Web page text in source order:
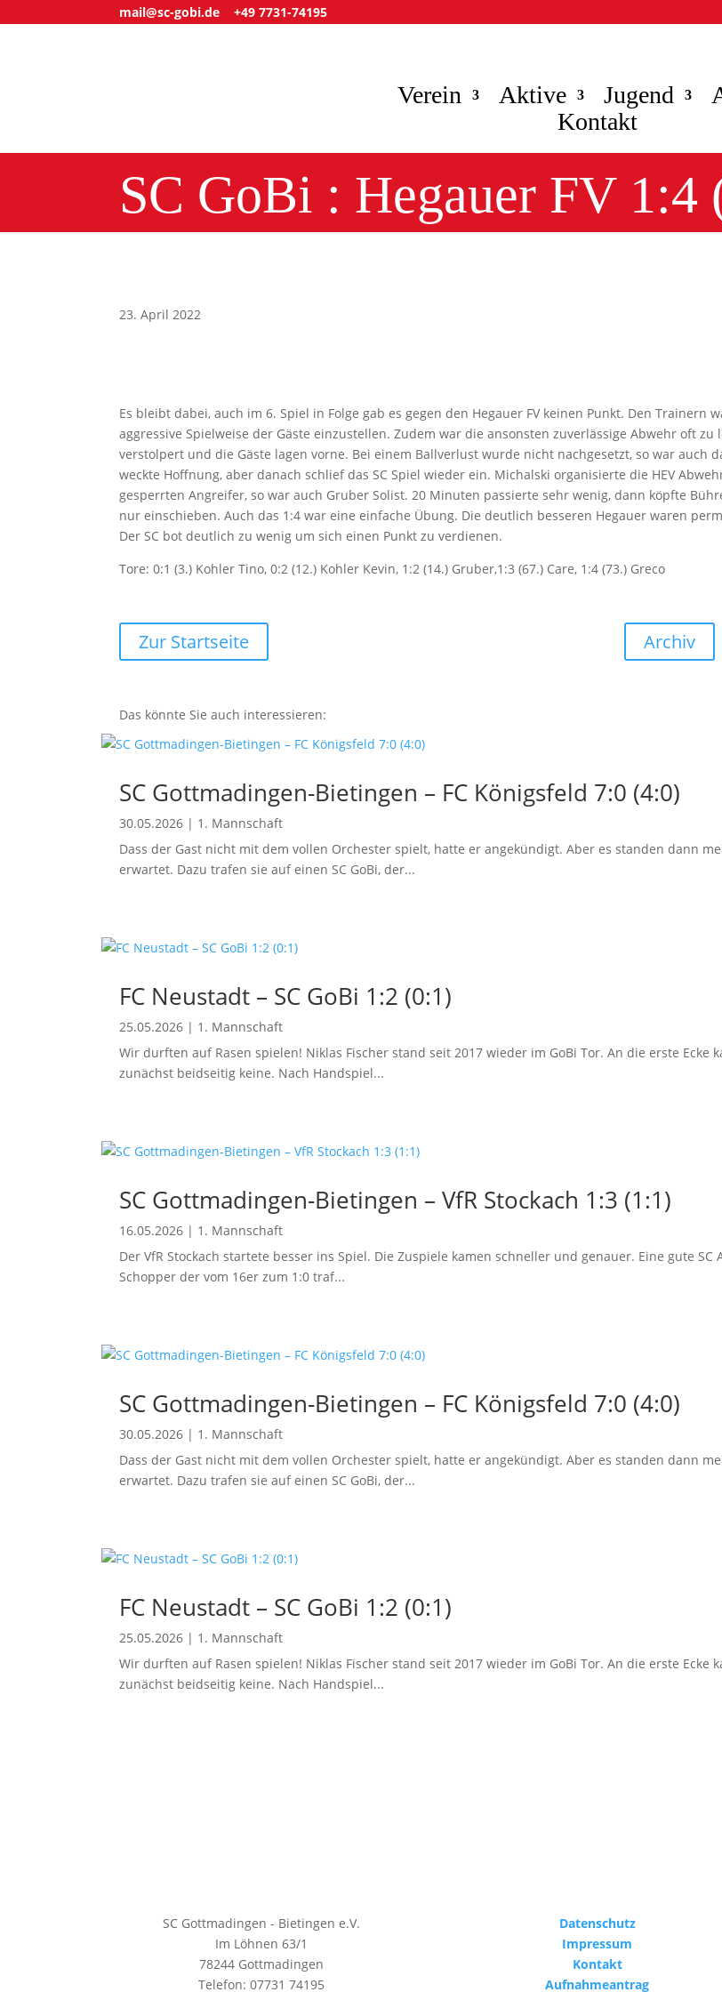
mail@sc-gobi.de +49 7731-74195
Verein Aktive Jugend
Kontakt
SC GoBi : Hegauer FV 1:4
23. April 2022
Es bleibt dabei, auch im 6. Spiel in Folge gab es gegen den Hegauer FV keinen Punkt. Den
aggressive Spielweise der Gäste einzustellen. Zudem war die ansonsten zuverlässige Abwehr oft
verstolpert und die Gäste lagen vorne. Bei einem Ballverlust wurde nicht nachgesetzt, so war auch
weckte Hoffnung, aber danach schlief das SC Spiel wieder ein. Michalski organisierte die HEV
gesperrten Angreifer, so war auch Gruber Solist. 20 Minuten passierte sehr wenig, dann köpfte
nur einschieben. Auch das 1:4 war eine einfache Übung. Die deutlich besseren Hegauer waren
Der SC bot deutlich zu wenig um sich einen Punkt zu verdienen.
Tore: 0:1 (3.) Kohler Tino, 0:2 (12.) Kohler Kevin, 1:2 (14.) Gruber,1:3 (67.) Care, 1:4 (73.) Greco
Zur Startseite Archiv
Das könnte Sie auch interessieren:
SC Gottmadingen-Bietingen – FC Königsfeld 7:0 (4:0)
30.05.2026 | 1. Mannschaft
Dass der Gast nicht mit dem vollen Orchester spielt, hatte er angekündigt. Aber es standen dann
erwartet. Dazu trafen sie auf einen SC GoBi, der...
FC Neustadt – SC GoBi 1:2 (0:1)
25.05.2026 | 1. Mannschaft
Wir durften auf Rasen spielen! Niklas Fischer stand seit 2017 wieder im GoBi Tor. An die erste Ecke
zunächst beidseitig keine. Nach Handspiel...
SC Gottmadingen-Bietingen – VfR Stockach 1:3 (1:1)
16.05.2026 | 1. Mannschaft
Der VfR Stockach startete besser ins Spiel. Die Zuspiele kamen schneller und genauer. Eine gute
Schopper der vom 16er zum 1:0 traf...
SC Gottmadingen-Bietingen – FC Königsfeld 7:0 (4:0)
30.05.2026 | 1. Mannschaft
Dass der Gast nicht mit dem vollen Orchester spielt, hatte er angekündigt. Aber es standen dann
erwartet. Dazu trafen sie auf einen SC GoBi, der...
FC Neustadt – SC GoBi 1:2 (0:1)
25.05.2026 | 1. Mannschaft
Wir durften auf Rasen spielen! Niklas Fischer stand seit 2017 wieder im GoBi Tor. An die erste Ecke
zunächst beidseitig keine. Nach Handspiel...
SC Gottmadingen - Bietingen e.V.
Im Löhnen 63/1
78244 Gottmadingen
Telefon: 07731 74195
Datenschutz
Impressum
Kontakt
Aufnahmeantrag